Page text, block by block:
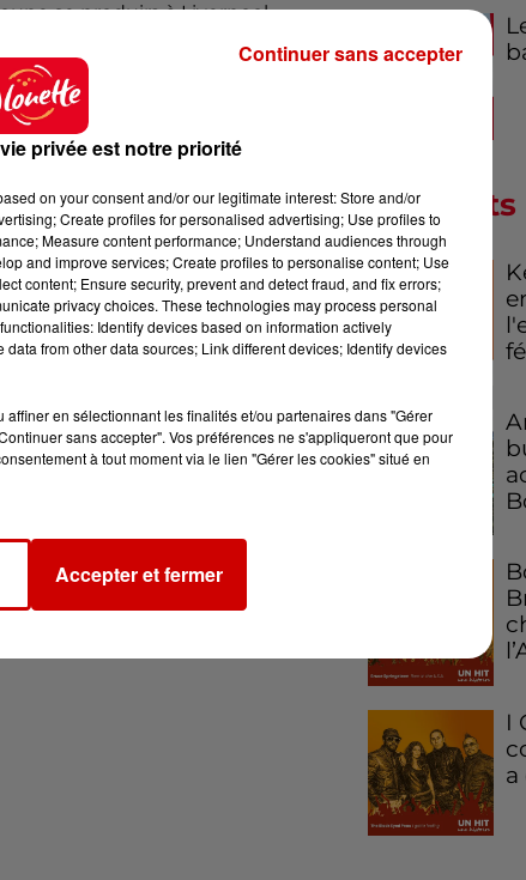
se produira à Liverpool,
en décembre.
Podcasts
I
a
privée est notre priorité
on your consent and/or our legitimate interest: Store and/or
Create profiles for personalised advertising; Use profiles to
Measure content performance; Understand audiences through
and improve services; Create profiles to personalise content; Use
content; Ensure security, prevent and detect fraud, and fix errors;
privacy choices. These technologies may process personal
Identify devices based on information actively
from other data sources; Link different devices; Identify devices
en sélectionnant les finalités et/ou partenaires dans "Gérer
sans accepter". Vos préférences ne s'appliqueront que pour
à tout moment via le lien "Gérer les cookies" situé en
Accepter et fermer
Continuer sans accepter